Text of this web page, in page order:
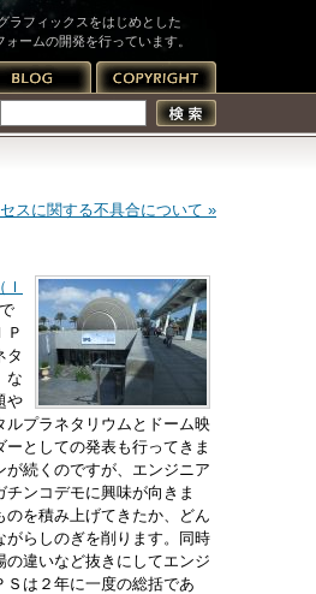
ラフィックスをはじめとした
ームの開発を行っています。
スに関する不具合について »
Ｐ
タ
な
や
プラネタリウムとドーム映
としての発表も行ってきま
続くのですが、エンジニア
ンコデモに興味が向きま
を積み上げてきたか、どん
らしのぎを削ります。同時
違いなど抜きにしてエンジ
Ｓは２年に一度の総括であ